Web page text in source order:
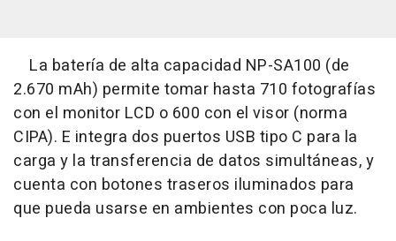
La batería de alta capacidad NP-SA100 (de
2.670 mAh) permite tomar hasta 710 fotografías
con el monitor LCD o 600 con el visor (norma
CIPA). E integra dos puertos USB tipo C para la
carga y la transferencia de datos simultáneas, y
cuenta con botones traseros iluminados para
que pueda usarse en ambientes con poca luz.